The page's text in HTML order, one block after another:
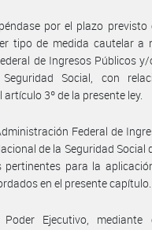
por el plazo previsto
tipo de medida cautelar a
de Ingresos Públicos
Social, con
3º de la presente ley.
Federal de
de la Seguridad Social
pertinentes para la
en el presente capítulo.
Ejecutivo, mediante